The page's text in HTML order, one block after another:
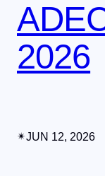
2026
✴︎JUN 12, 2026